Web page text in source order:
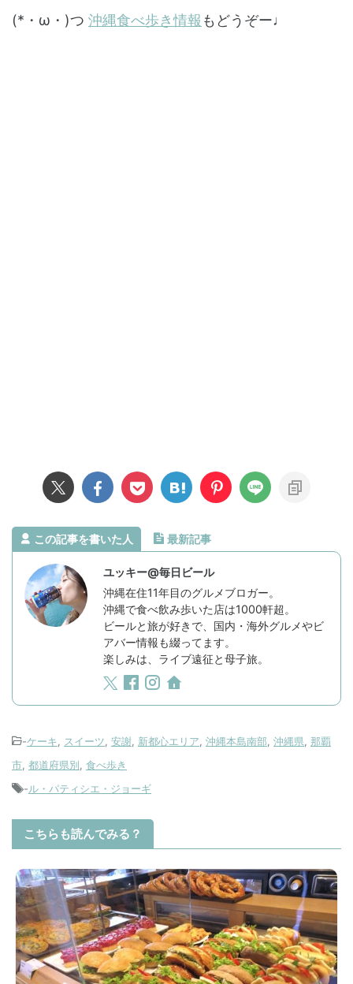
(*・ω・)つ 沖縄食べ歩き情報 もどうぞー♩
この記事を書いた人 最新記事
ユッキー@毎日ビール
沖縄在住11年目のグルメブロガー。
沖縄で食べ飲み歩いた店は1000軒超。
ビールと旅が好きで、国内・海外グルメやビ
アバー情報も綴ってます。
楽しみは、ライブ遠征と母子旅。
-ケーキ, スイーツ, 安謝, 新都心エリア, 沖縄本島南部, 沖縄県, 那覇
市, 都道府県別, 食べ歩き
-ル・パティシエ・ジョーギ
こちらも読んでみる？